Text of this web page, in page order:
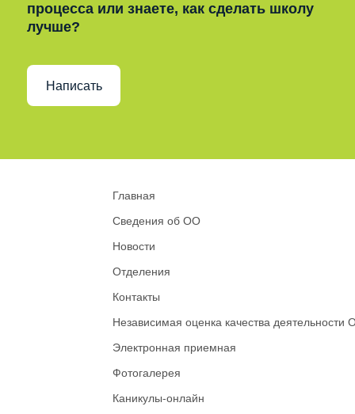
процесса или знаете, как сделать школу
лучше?
Написать
Главная
Сведения об ОО
Новости
Отделения
Контакты
Независимая оценка качества деятельности
Электронная приемная
Фотогалерея
Каникулы-онлайн